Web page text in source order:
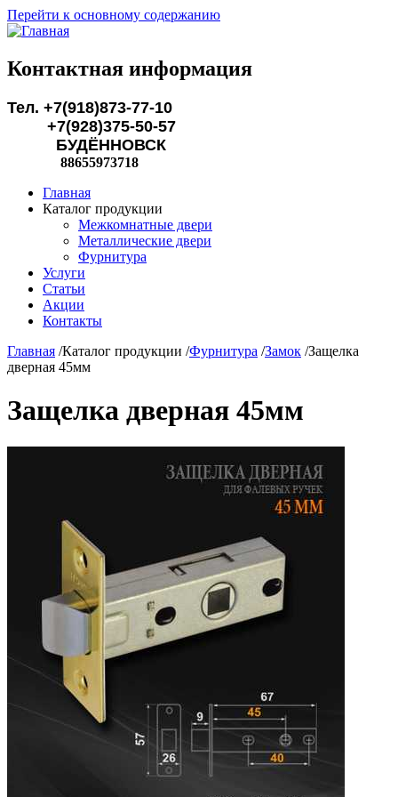
Перейти к основному содержанию
Контактная информация
Тел. +7(918)873-77-10
+7(928)375-50-57
БУДЁННОВСК
88655973718
Главная
Каталог продукции
Межкомнатные двери
Металлические двери
Фурнитура
Услуги
Статьи
Акции
Контакты
Главная /Каталог продукции /Фурнитура /Замок /Защелка
дверная 45мм
Защелка дверная 45мм